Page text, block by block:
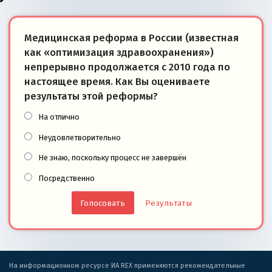
Медицинская реформа в России (известная
как «оптимизация здравоохранения»)
непрерывно продолжается с 2010 года по
настоящее время. Как Вы оцениваете
результаты этой реформы?
На отлично
Неудовлетворительно
Не знаю, поскольку процесс не завершён
Посредственно
Результаты
На информационном ресурсе ИА REX применяются рекомендательные